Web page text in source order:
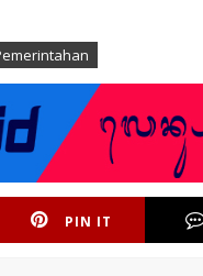
PIN IT